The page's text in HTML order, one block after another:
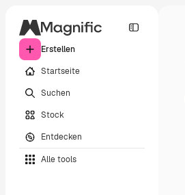
Erstellen
Startseite
Suchen
Stock
Entdecken
Alle tools